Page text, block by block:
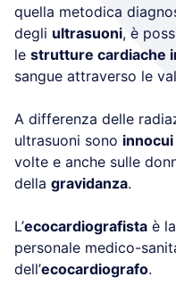
quella metodica
degli ultrasuoni, è
le strutture cardiache
sangue attraverso le
A differenza delle
ultrasuoni sono innocui
volte e anche sulle
della gravidanza.
L’ecocardiografista è
personale medico-
dell’ecocardiografo.